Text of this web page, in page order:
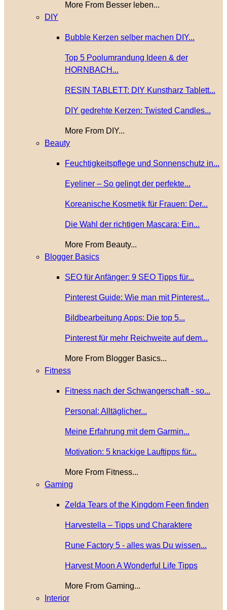
More From Besser leben...
DIY
Bubble Kerzen selber machen DIY...
Top 5 Poolumrandung Ideen & der
HORNBACH...
RESIN TABLETT: DIY Kunstharz Tablett...
DIY gedrehte Kerzen: Twisted Candles...
More From DIY...
Beauty
Feuchtigkeitspflege und Sonnenschutz in...
Eyeliner – So gelingt der perfekte...
Koreanische Kosmetik für Frauen: Der...
Die Wahl der richtigen Mascara: Ein...
More From Beauty...
Blogger Basics
SEO für Anfänger: 9 SEO Tipps für...
Pinterest Guide: Wie man mit Pinterest...
Bildbearbeitung Apps: Die top 5...
Pinterest für mehr Reichweite auf dem...
More From Blogger Basics...
Fitness
Fitness nach der Schwangerschaft - so...
Personal: Alltäglicher...
Meine Erfahrung mit dem Garmin...
Motivation: 5 knackige Lauftipps für...
More From Fitness...
Gaming
Zelda Tears of the Kingdom Feen finden
Harvestella – Tipps und Charaktere
Rune Factory 5 - alles was Du wissen...
Harvest Moon A Wonderful Life Tipps
More From Gaming...
Interior